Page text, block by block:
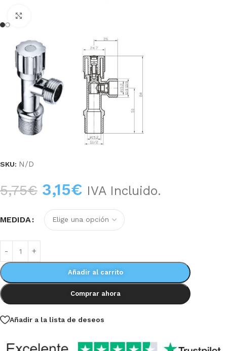
SKU: N/D
5,75€ 3,15€ IVA Incluido.
MEDIDA
Añadir al carrito
Comprar ahora
Añadir a la lista de deseos